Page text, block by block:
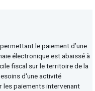
le paiement d’une
électronique est abaissé à
fiscal sur le territoire de la
d'une activité
les paiements intervenant